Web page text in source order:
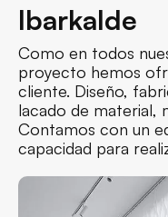
Ibarkalde
Como en todos
proyecto hemos
cliente. Diseño,
lacado de material,
Contamos con un
capacidad para